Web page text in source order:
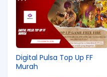
Digital Pulsa Top Up FF
Murah